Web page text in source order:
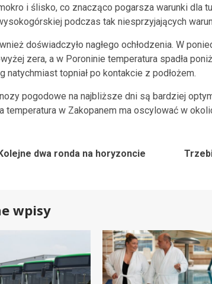
i ślisko, co znacząco pogarsza warunki dla
podczas tak niesprzyjających
doświadczyło nagłego ochłodzenia. W
zera, a w Poroninie temperatura spadła
natychmiast topniał po kontakcie z podłożem.
pogodowe na najbliższe dni są bardziej
temperatura w Zakopanem ma oscylować w
dwa ronda na horyzoncie
wpisy